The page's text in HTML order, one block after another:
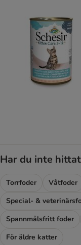
Har du inte
Torrfoder Våtfoder
Special- &
Spannmålsfritt foder
För äldre katter